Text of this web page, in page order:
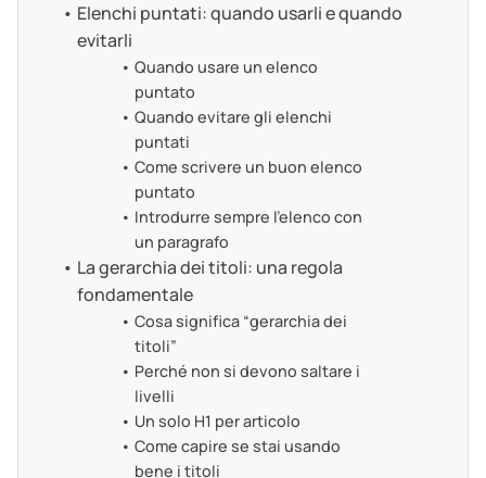
Elenchi puntati: quando usarli e quando
evitarli
Quando usare un elenco
puntato
Quando evitare gli elenchi
puntati
Come scrivere un buon elenco
puntato
Introdurre sempre l’elenco con
un paragrafo
La gerarchia dei titoli: una regola
fondamentale
Cosa significa “gerarchia dei
titoli”
Perché non si devono saltare i
livelli
Un solo H1 per articolo
Come capire se stai usando
bene i titoli